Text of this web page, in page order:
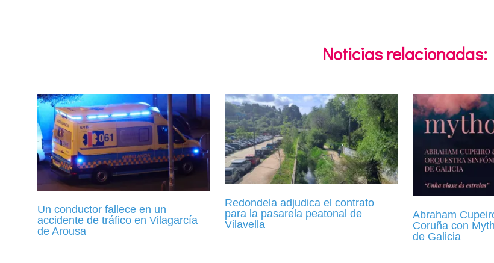
Noticias relacionadas:
Un conductor fallece en un
accidente de tráfico en Vilagarcía
de Arousa
Redondela adjudica el contrato
para la pasarela peatonal de
Vilavella
Abraham
Coruña con
de Galicia